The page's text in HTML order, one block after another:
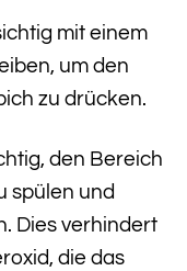
mit einem
um den
zu drücken.
den Bereich
spülen und
Dies verhindert
die das